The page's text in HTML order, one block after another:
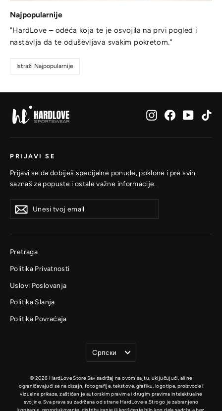
Najpopularnije
"HardLove – odeća koja te je osvojila na prvi pogled i
nastavlja da te oduševljava svakim pokretom."
Istraži Najpopularnije
InstagramFacebook
PRIJAVI SE
Prijavi se da dobiješ specijalne ponude, poklone i pre svih
saznaš za popuste i ostale važne informacije.
tvoj
se
Prijavi
se
Pretraga
Politika Privatnosti
Uslovi Poslovanja
Politika Slanja
Politika Povraćaja
Jezik
Српски
© 2026 HardLove Store Sav sadržaj na ovom sajtu, uključujući, ali ne
ograničavajući se na dizajn, fotografije, tekstove, grafiku, logotipe, proizvode i
vizuelne prikaze, zaštićen je autorskim pravima i drugim pravima intelektualne
svojine. Sva prava su zadržana od strane HardLove-a.Strogo je zabranjeno
kopiranje, reprodukovanje, distribuiranje ili korišćenje bilo kog dela sadržaja bez